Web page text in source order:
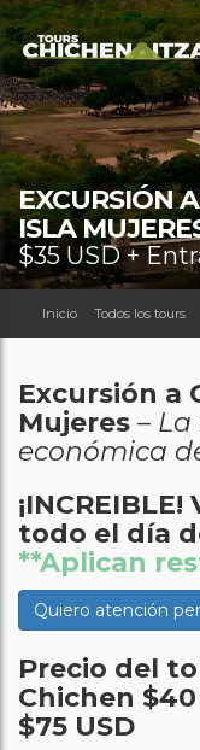
EXCURSIÓN
ISLA
$35 USD +
Inicio Todos los tours
Excursión a
Mujeres – La
económica
todo el día
**Aplican
Quiero atención
Precio del
Chichen
$75 USD